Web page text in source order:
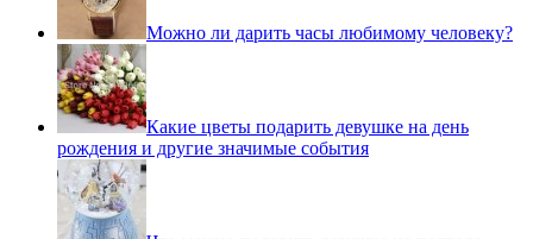
Можно ли дарить часы любимому человеку?
Какие цветы подарить девушке на день
рождения и другие значимые события